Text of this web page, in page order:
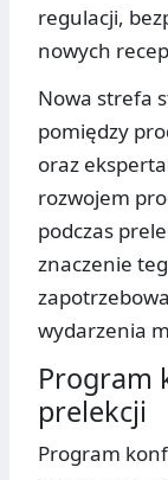
regulacji,
nowych
Nowa strefa
pomiędzy
oraz
rozwojem
podczas
znaczenie
wydarzenia
Program
prelekcji
Program